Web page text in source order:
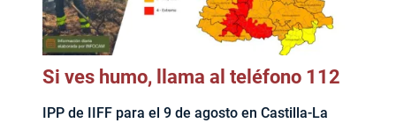
Si ves humo, llama al teléfono 112
IPP de IIFF para el 9 de agosto en Castilla-La